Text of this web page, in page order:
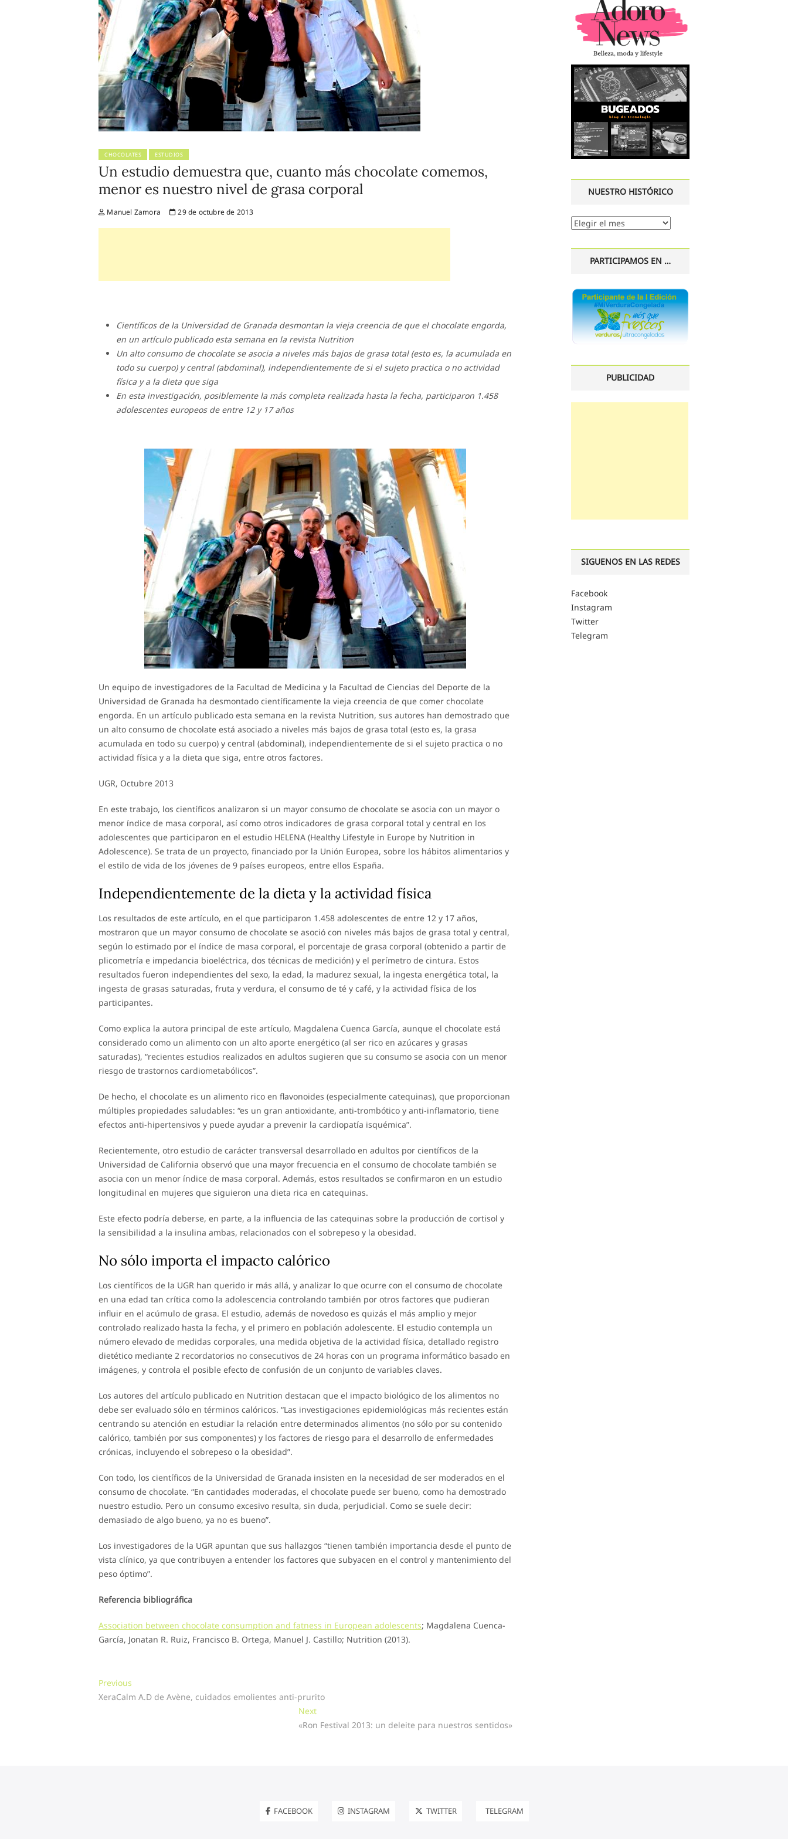
CHOCOLATES ESTUDIOS
Un estudio demuestra que, cuanto más chocolate comemos,
menor es nuestro nivel de grasa corporal
Manuel Zamora 29 de octubre de 2013
Científicos de la Universidad de Granada desmontan la vieja creencia de que el chocolate engorda,
en un artículo publicado esta semana en la revista Nutrition
Un alto consumo de chocolate se asocia a niveles más bajos de grasa total (esto es, la acumulada en
todo su cuerpo) y central (abdominal), independientemente de si el sujeto practica o no actividad
física y a la dieta que siga
En esta investigación, posiblemente la más completa realizada hasta la fecha, participaron 1.458
adolescentes europeos de entre 12 y 17 años
Un equipo de investigadores de la Facultad de Medicina y la Facultad de Ciencias del Deporte de la
Universidad de Granada ha desmontado científicamente la vieja creencia de que comer chocolate
engorda. En un artículo publicado esta semana en la revista Nutrition, sus autores han demostrado que
un alto consumo de chocolate está asociado a niveles más bajos de grasa total (esto es, la grasa
acumulada en todo su cuerpo) y central (abdominal), independientemente de si el sujeto practica o no
actividad física y a la dieta que siga, entre otros factores.
UGR, Octubre 2013
En este trabajo, los científicos analizaron si un mayor consumo de chocolate se asocia con un mayor o
menor índice de masa corporal, así como otros indicadores de grasa corporal total y central en los
adolescentes que participaron en el estudio HELENA (Healthy Lifestyle in Europe by Nutrition in
Adolescence). Se trata de un proyecto, financiado por la Unión Europea, sobre los hábitos alimentarios y
el estilo de vida de los jóvenes de 9 países europeos, entre ellos España.
Independientemente de la dieta y la actividad física
Los resultados de este artículo, en el que participaron 1.458 adolescentes de entre 12 y 17 años,
mostraron que un mayor consumo de chocolate se asoció con niveles más bajos de grasa total y central,
según lo estimado por el índice de masa corporal, el porcentaje de grasa corporal (obtenido a partir de
plicometría e impedancia bioeléctrica, dos técnicas de medición) y el perímetro de cintura. Estos
resultados fueron independientes del sexo, la edad, la madurez sexual, la ingesta energética total, la
ingesta de grasas saturadas, fruta y verdura, el consumo de té y café, y la actividad física de los
participantes.
Como explica la autora principal de este artículo, Magdalena Cuenca García, aunque el chocolate está
considerado como un alimento con un alto aporte energético (al ser rico en azúcares y grasas
saturadas), “recientes estudios realizados en adultos sugieren que su consumo se asocia con un menor
riesgo de trastornos cardiometabólicos”.
De hecho, el chocolate es un alimento rico en flavonoides (especialmente catequinas), que proporcionan
múltiples propiedades saludables: “es un gran antioxidante, anti-trombótico y anti-inflamatorio, tiene
efectos anti-hipertensivos y puede ayudar a prevenir la cardiopatía isquémica”.
Recientemente, otro estudio de carácter transversal desarrollado en adultos por científicos de la
Universidad de California observó que una mayor frecuencia en el consumo de chocolate también se
asocia con un menor índice de masa corporal. Además, estos resultados se confirmaron en un estudio
longitudinal en mujeres que siguieron una dieta rica en catequinas.
Este efecto podría deberse, en parte, a la influencia de las catequinas sobre la producción de cortisol y
la sensibilidad a la insulina ambas, relacionados con el sobrepeso y la obesidad.
No sólo importa el impacto calórico
Los científicos de la UGR han querido ir más allá, y analizar lo que ocurre con el consumo de chocolate
en una edad tan crítica como la adolescencia controlando también por otros factores que pudieran
influir en el acúmulo de grasa. El estudio, además de novedoso es quizás el más amplio y mejor
controlado realizado hasta la fecha, y el primero en población adolescente. El estudio contempla un
número elevado de medidas corporales, una medida objetiva de la actividad física, detallado registro
dietético mediante 2 recordatorios no consecutivos de 24 horas con un programa informático basado en
imágenes, y controla el posible efecto de confusión de un conjunto de variables claves.
Los autores del artículo publicado en Nutrition destacan que el impacto biológico de los alimentos no
debe ser evaluado sólo en términos calóricos. “Las investigaciones epidemiológicas más recientes están
centrando su atención en estudiar la relación entre determinados alimentos (no sólo por su contenido
calórico, también por sus componentes) y los factores de riesgo para el desarrollo de enfermedades
crónicas, incluyendo el sobrepeso o la obesidad”.
Con todo, los científicos de la Universidad de Granada insisten en la necesidad de ser moderados en el
consumo de chocolate. “En cantidades moderadas, el chocolate puede ser bueno, como ha demostrado
nuestro estudio. Pero un consumo excesivo resulta, sin duda, perjudicial. Como se suele decir:
demasiado de algo bueno, ya no es bueno”.
Los investigadores de la UGR apuntan que sus hallazgos “tienen también importancia desde el punto de
vista clínico, ya que contribuyen a entender los factores que subyacen en el control y mantenimiento del
peso óptimo”.
Referencia bibliográfica
Association between chocolate consumption and fatness in European adolescents; Magdalena Cuenca-
García, Jonatan R. Ruiz, Francisco B. Ortega, Manuel J. Castillo; Nutrition (2013).
Navegación
de
Previous
post:
XeraCalm A.D de Avène, cuidados emolientes anti-prurito
NextNext
post:
«Ron Festival 2013: un deleite para nuestros sentidos»
NUESTRO HISTÓRICO
Nuestro
PARTICIPAMOS EN …
PUBLICIDAD
SIGUENOS EN LAS REDES
Facebook
Instagram
Twitter
Telegram
FACEBOOK INSTAGRAM TWITTER TELEGRAM